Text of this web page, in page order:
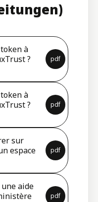
pdf
à
?
pdf
à
?
pdf
sur
espace
pdf
aide